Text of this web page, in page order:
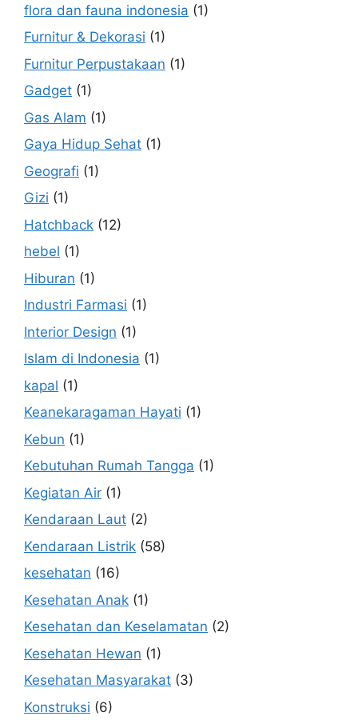
flora dan fauna indonesia (1)
Furnitur & Dekorasi (1)
Furnitur Perpustakaan (1)
Gadget (1)
Gas Alam (1)
Gaya Hidup Sehat (1)
Geografi (1)
Gizi (1)
Hatchback (12)
hebel (1)
Hiburan (1)
Industri Farmasi (1)
Interior Design (1)
Islam di Indonesia (1)
kapal (1)
Keanekaragaman Hayati (1)
Kebun (1)
Kebutuhan Rumah Tangga (1)
Kegiatan Air (1)
Kendaraan Laut (2)
Kendaraan Listrik (58)
kesehatan (16)
Kesehatan Anak (1)
Kesehatan dan Keselamatan (2)
Kesehatan Hewan (1)
Kesehatan Masyarakat (3)
Konstruksi (6)